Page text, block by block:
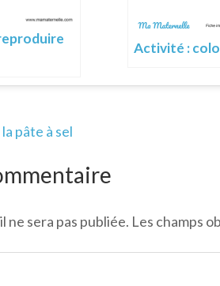
Activité :
pâte à sel
ne sera pas publiée. Les champs